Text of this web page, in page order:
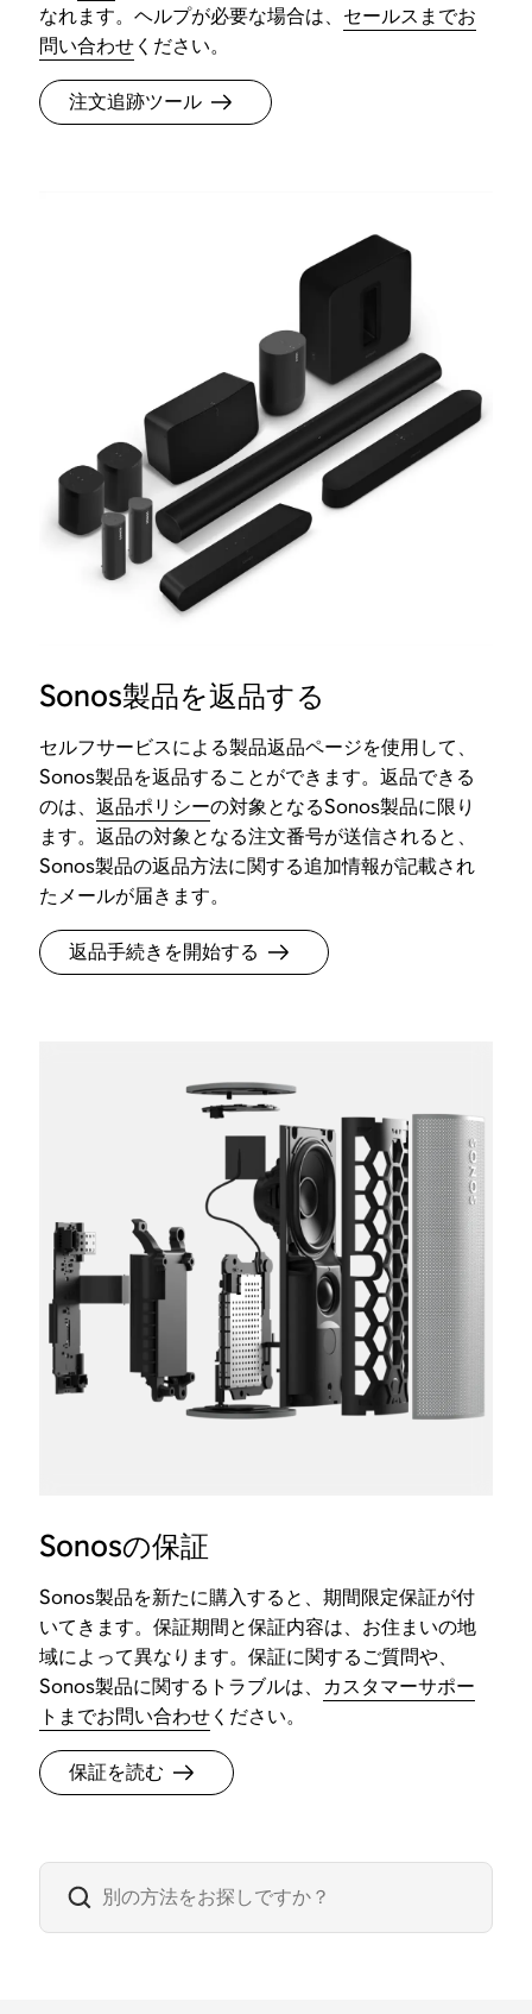
なれます。ヘルプが必要な場合は、 セールスまでお
問い合わせください。
注文追跡ツール
Sonos製品を返品する
セルフサービスによる製品返品ページを使用して、
Sonos製品を返品することができます。返品できる
のは、返品ポリシーの対象となるSonos製品に限り
ます。返品の対象となる注文番号が送信されると、
Sonos製品の返品方法に関する追加情報が記載され
たメールが届きます。
返品手続きを開始する
Sonosの保証
Sonos製品を新たに購入すると、期間限定保証が付
いてきます。保証期間と保証内容は、お住まいの地
域によって異なります。保証に関するご質問や、
Sonos製品に関するトラブルは、 カスタマーサポー
トまでお問い合わせください。
保証を読む